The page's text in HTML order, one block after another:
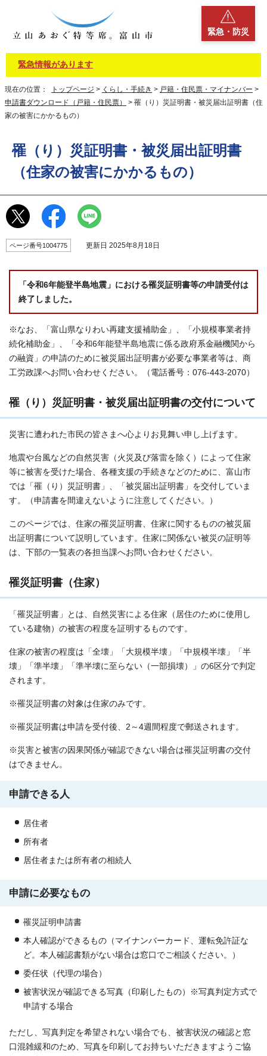
緊急・防災
緊急情報があります
現在の位置： トップページ > くらし・手続き > 戸籍・住民票・マイナンバー >
申請書ダウンロード（戸籍・住民票）
> 罹（り）災証明書・被災届出証明書（住
家の被害にかかるもの）
罹（り）災証明書・被災届出証明書
（住家の被害にかかるもの）
ページ番号1004775 更新日 2025年8月18日
「令和6年能登半島地震」における罹災証明書等の申請受付は
終了しました。
※なお、「富山県なりわい再建支援補助金」、「小規模事業者持
続化補助金」、「令和6年能登半島地震に係る政府系金融機関から
の融資」の申請のために被災届出証明書が必要な事業者等は、商
工労政課へお問い合わせください。（電話番号：076-443-2070）
罹（り）災証明書・被災届出証明書の交付について
災害に遭われた市民の皆さまへ心よりお見舞い申し上げます。
地震や台風などの自然災害（火災及び落雷を除く）によって住家
等に被害を受けた場合、各種支援の手続きなどのために、富山市
では「罹（り）災証明書」、「被災届出証明書」を交付していま
す。（申請書を間違えないように注意してください。）
このページでは、住家の罹災証明書、住家に関するものの被災届
出証明書について説明しています。住家に関係ない被災の証明等
は、下部の一覧表の各担当課へお問い合わせください。
罹災証明書（住家）
「罹災証明書」とは、自然災害による住家（居住のために使用し
ている建物）の被害の程度を証明するものです。
住家の被害の程度は「全壊」「大規模半壊」「中規模半壊」「半
壊」「準半壊」「準半壊に至らない（一部損壊）」の6区分で判定
されます。
※罹災証明書の対象は住家のみです。
※罹災証明書は申請を受付後、2～4週間程度で郵送されます。
※災害と被害の因果関係が確認できない場合は罹災証明書の交付
はできません。
申請できる人
居住者
所有者
居住者または所有者の相続人
申請に必要なもの
罹災証明申請書
本人確認ができるもの（マイナンバーカード、運転免許証な
ど。本人確認書類がない場合は窓口でご相談ください。）
委任状（代理の場合）
被害状況が確認できる写真（印刷したもの）※写真判定方式で
申請する場合
ただし、写真判定を希望されない場合でも、被害状況の確認と窓
口混雑緩和のため、写真を印刷してお持ちいただきますようご協